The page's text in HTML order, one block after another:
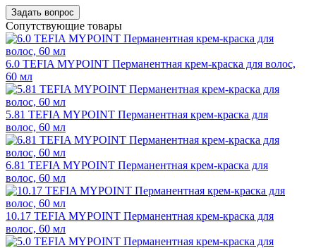
Задать вопрос
Сопутствующие товары
6.0 TEFIA MYPOINT Перманентная крем-краска для волос,
60 мл
5.81 TEFIA MYPOINT Перманентная крем-краска для
волос, 60 мл
6.81 TEFIA MYPOINT Перманентная крем-краска для
волос, 60 мл
10.17 TEFIA MYPOINT Перманентная крем-краска для
волос, 60 мл